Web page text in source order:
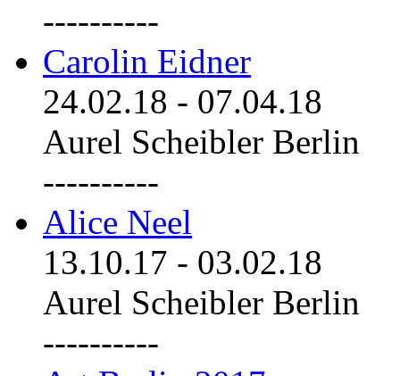
----------
Carolin Eidner
24.02.18 - 07.04.18
Aurel Scheibler Berlin
----------
Alice Neel
13.10.17 - 03.02.18
Aurel Scheibler Berlin
----------